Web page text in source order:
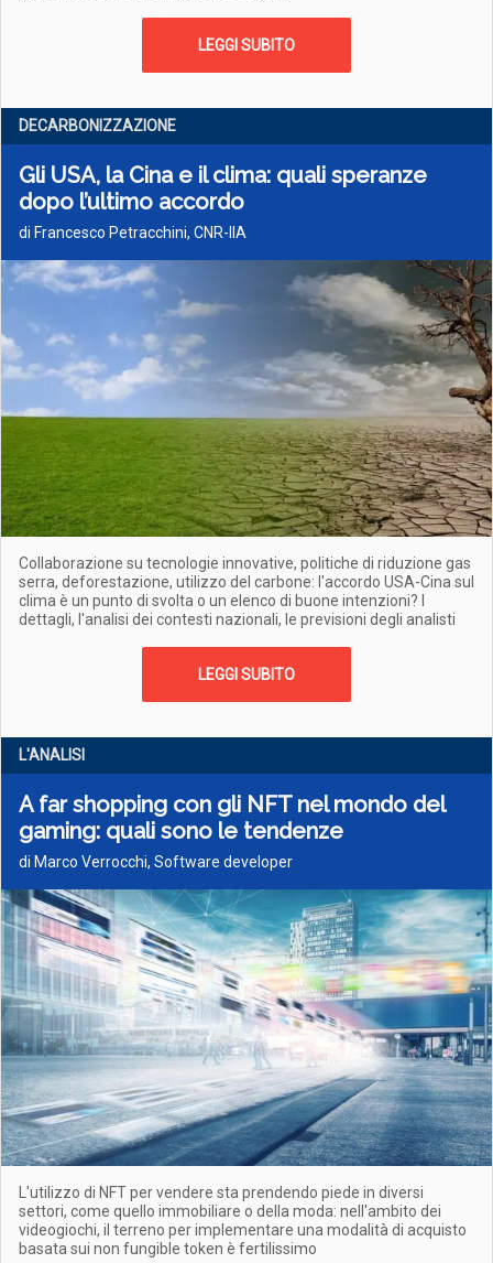
LEGGI SUBITO
DECARBONIZZAZIONE
Gli USA, la Cina e il clima: quali speranze
dopo l’ultimo accordo
di Francesco Petracchini, CNR-IIA
Collaborazione su tecnologie innovative, politiche di riduzione gas
serra, deforestazione, utilizzo del carbone: l'accordo USA-Cina sul
clima è un punto di svolta o un elenco di buone intenzioni? I
dettagli, l'analisi dei contesti nazionali, le previsioni degli analisti
LEGGI SUBITO
L'ANALISI
A far shopping con gli NFT nel mondo del
gaming: quali sono le tendenze
di Marco Verrocchi, Software developer
L'utilizzo di NFT per vendere sta prendendo piede in diversi
settori, come quello immobiliare o della moda: nell'ambito dei
videogiochi, il terreno per implementare una modalità di acquisto
basata sui non fungible token è fertilissimo